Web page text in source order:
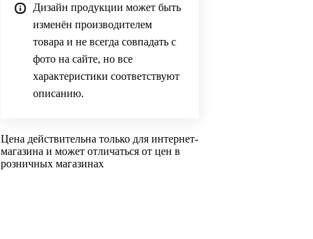
Дизайн продукции может быть
изменён производителем
товара и не всегда совпадать с
фото на сайте, но все
характеристики соответствуют
описанию.
Цена действительна только для интернет-
магазина и может отличаться от цен в
розничных магазинах